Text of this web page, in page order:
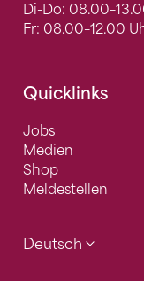
Di-Do:
Fr: 08.00–12.00
Quicklinks
Jobs
Medien
Shop
Meldestellen
Deutsch